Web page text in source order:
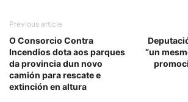
Previous article
O Consorcio Contra
Incendios dota aos parques
da provincia dun novo
camión para rescate e
extinción en altura
“un